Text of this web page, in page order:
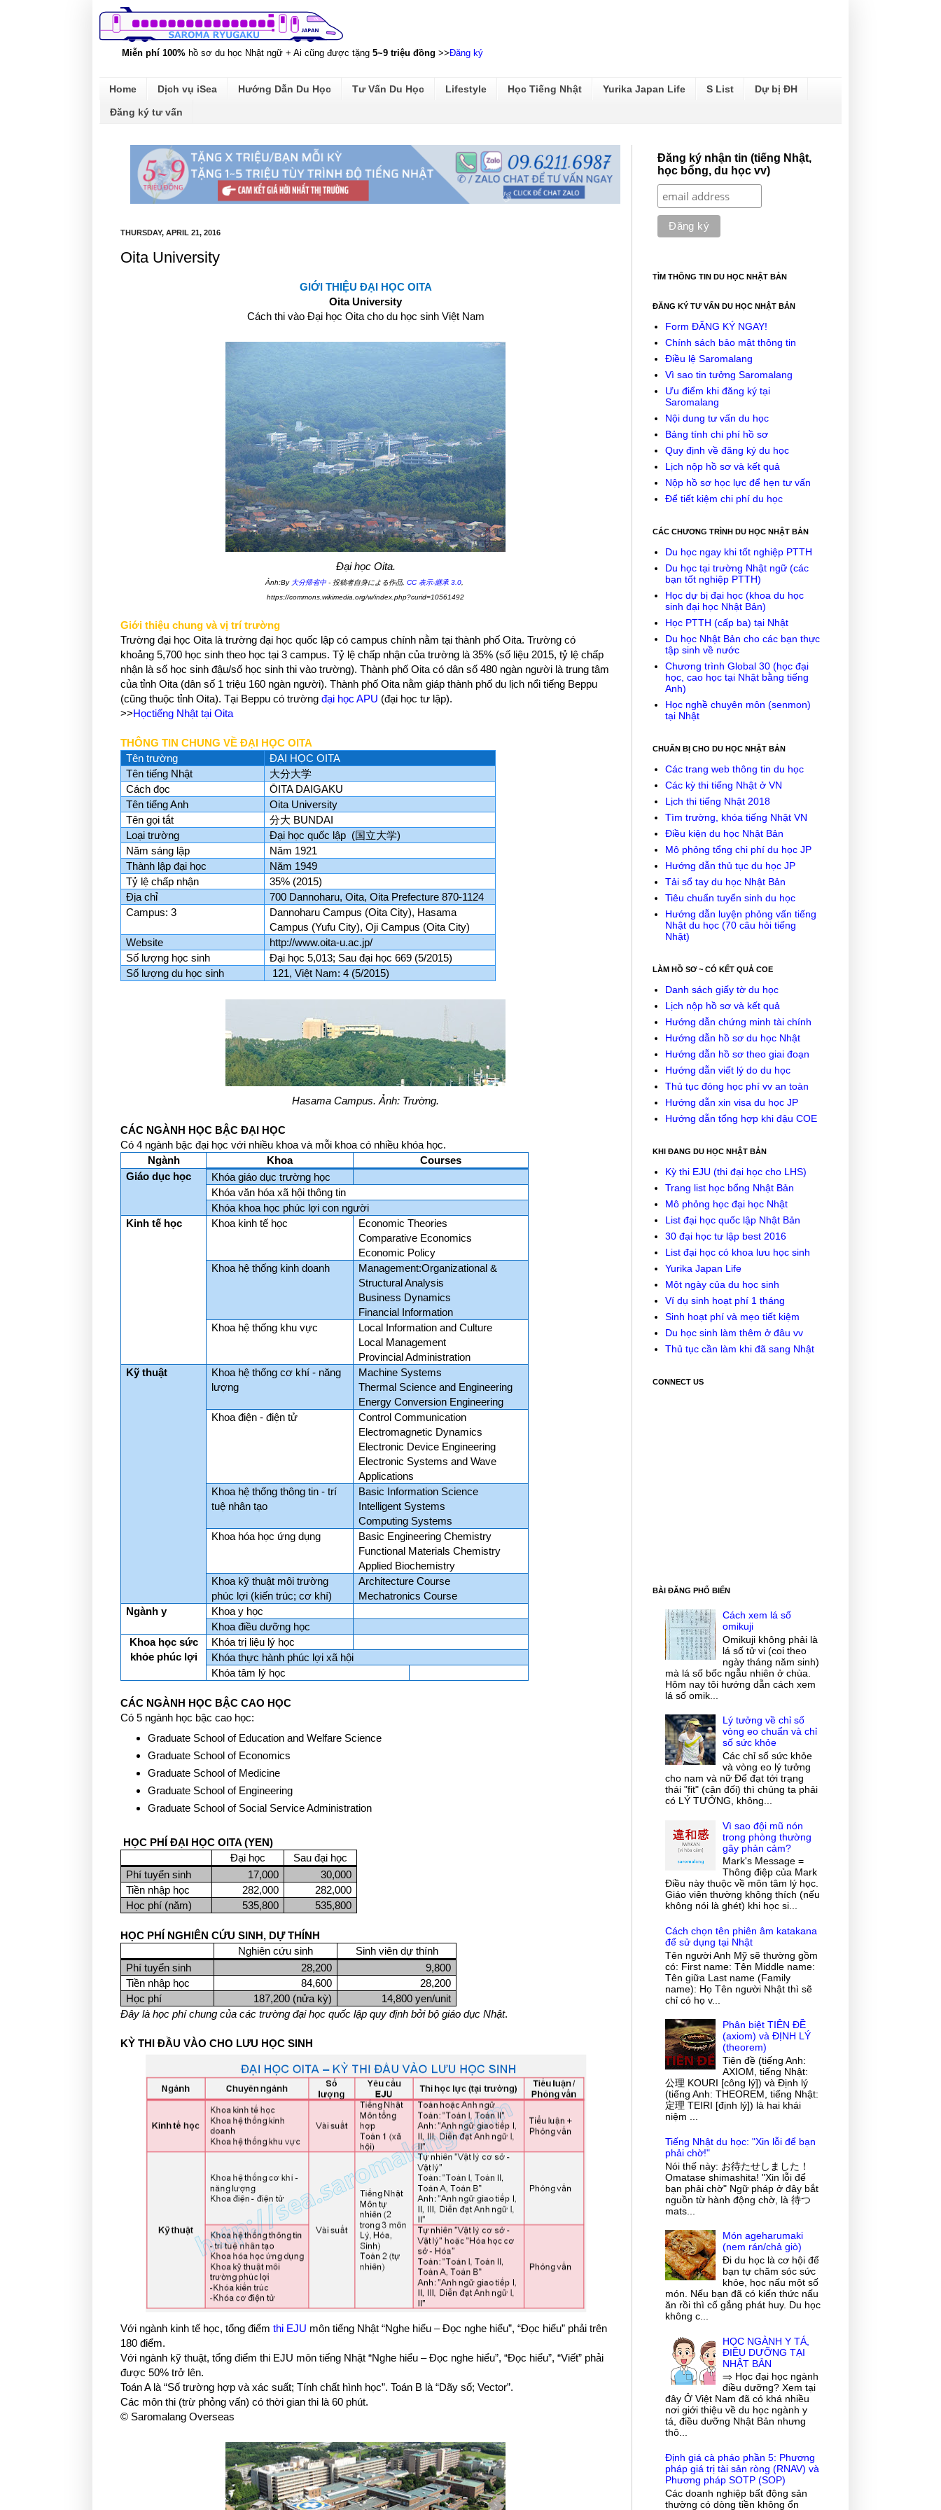
Miễn phí 100% hồ sơ du học Nhật ngữ + Ai cũng được tặng 5~9 triệu đồng >>Đăng ký
Home Dịch vụ iSea Hướng Dẫn Du Học Tư Vấn Du Học Lifestyle Học Tiếng Nhật Yurika Japan Life S List Dự bị ĐH
Đăng ký tư vấn
THURSDAY, APRIL 21, 2016
Oita University
GIỚI THIỆU ĐẠI HỌC OITA
Oita University
Cách thi vào Đại học Oita cho du học sinh Việt Nam
Đại học Oita.
Ảnh:By 大分帰省中 - 投稿者自身による作品, CC 表示-継承 3.0,
https://commons.wikimedia.org/w/index.php?curid=10561492
Giới thiệu chung và vị trí trường
Trường đại học Oita là trường đại học quốc lập có campus chính nằm tại thành phố Oita. Trường có
khoảng 5,700 học sinh theo học tại 3 campus. Tỷ lệ chấp nhận của trường là 35% (số liệu 2015, tỷ lệ chấp
nhận là số học sinh đậu/số học sinh thi vào trường). Thành phố Oita có dân số 480 ngàn người là trung tâm
của tỉnh Oita (dân số 1 triệu 160 ngàn người). Thành phố Oita nằm giáp thành phố du lịch nổi tiếng Beppu
(cũng thuộc tỉnh Oita). Tại Beppu có trường đại học APU (đại học tư lập).
>>Họctiếng Nhật tại Oita
THÔNG TIN CHUNG VỀ ĐẠI HỌC OITA
Tên trường
ĐẠI HỌC OITA
Tên tiếng Nhật
大分大学
Cách đọc
ŌITA DAIGAKU
Tên tiếng Anh
Oita University
Tên gọi tắt
分大 BUNDAI
Loại trường
Đại học quốc lập (国立大学)
Năm sáng lập
Năm 1921
Thành lập đại học
Năm 1949
Tỷ lệ chấp nhận
35% (2015)
Địa chỉ
700 Dannoharu, Oita, Oita Prefecture 870-1124
Campus: 3
Dannoharu Campus (Oita City), Hasama
Campus (Yufu City), Oji Campus (Oita City)
Website
http://www.oita-u.ac.jp/
Số lượng học sinh
Đại học 5,013; Sau đại học 669 (5/2015)
Số lượng du học sinh
121, Việt Nam: 4 (5/2015)
Hasama Campus. Ảnh: Trường.
CÁC NGÀNH HỌC BẬC ĐẠI HỌC
Có 4 ngành bậc đại học với nhiều khoa và mỗi khoa có nhiều khóa học.
Ngành
Khoa
Courses
Giáo dục học
Khóa giáo dục trường học
Khóa văn hóa xã hội thông tin
Khóa khoa học phúc lợi con người
Kinh tế học
Khoa kinh tế học
Economic Theories
Comparative Economics
Economic Policy
Khoa hệ thống kinh doanh
Management:Organizational &
Structural Analysis
Business Dynamics
Financial Information
Khoa hệ thống khu vực
Local Information and Culture
Local Management
Provincial Administration
Kỹ thuật
Khoa hệ thống cơ khí - năng
lượng
Machine Systems
Thermal Science and Engineering
Energy Conversion Engineering
Khoa điện - điện tử
Control Communication
Electromagnetic Dynamics
Electronic Device Engineering
Electronic Systems and Wave
Applications
Khoa hệ thống thông tin - trí
tuệ nhân tạo
Basic Information Science
Intelligent Systems
Computing Systems
Khoa hóa học ứng dụng
Basic Engineering Chemistry
Functional Materials Chemistry
Applied Biochemistry
Khoa kỹ thuật môi trường
phúc lợi (kiến trúc; cơ khí)
Architecture Course
Mechatronics Course
Ngành y
Khoa y học
Khoa điều dưỡng học
Khoa học sức
khỏe phúc lợi
Khóa trị liệu lý học
Khóa thực hành phúc lợi xã hội
Khóa tâm lý học
CÁC NGÀNH HỌC BẬC CAO HỌC
Có 5 ngành học bậc cao học:
Graduate School of Education and Welfare Science
Graduate School of Economics
Graduate School of Medicine
Graduate School of Engineering
Graduate School of Social Service Administration
HỌC PHÍ ĐẠI HỌC OITA (YEN)
Đại học
Sau đại học
Phí tuyển sinh
17,000
30,000
Tiền nhập học 282,000
282,000
Học phí (năm)
535,800 535,800
HỌC PHÍ NGHIÊN CỨU SINH, DỰ THÍNH
Nghiên cứu sinh
Sinh viên dự thính
Phí tuyển sinh
28,200
9,800
Tiền nhập học
84,600
28,200
Học phí
187,200 (nửa kỳ)
14,800 yen/unit
Đây là học phí chung của các trường đại học quốc lập quy định bởi bộ giáo dục Nhật.
KỲ THI ĐẦU VÀO CHO LƯU HỌC SINH
Với ngành kinh tế học, tổng điểm thi EJU môn tiếng Nhật “Nghe hiểu – Đọc nghe hiểu”, “Đọc hiểu” phải trên
180 điểm.
Với ngành kỹ thuật, tổng điểm thi EJU môn tiếng Nhật “Nghe hiểu – Đọc nghe hiểu”, “Đọc hiểu”, “Viết” phải
được 50% trở lên.
Toán A là “Số trường hợp và xác suất; Tính chất hình học”. Toán B là “Dãy số; Vector”.
Các môn thi (trừ phỏng vấn) có thời gian thi là 60 phút.
© Saromalang Overseas
Đăng ký nhận tin (tiếng Nhật,
học bổng, du học vv)
TÌM THÔNG TIN DU HỌC NHẬT BẢN
ĐĂNG KÝ TƯ VẤN DU HỌC NHẬT BẢN
Form ĐĂNG KÝ NGAY!
Chính sách bảo mật thông tin
Điều lệ Saromalang
Vì sao tin tưởng Saromalang
Ưu điểm khi đăng ký tại
Saromalang
Nội dung tư vấn du học
Bảng tính chi phí hồ sơ
Quy định về đăng ký du học
Lịch nộp hồ sơ và kết quả
Nộp hồ sơ học lực để hẹn tư vấn
Để tiết kiệm chi phí du học
CÁC CHƯƠNG TRÌNH DU HỌC NHẬT BẢN
Du học ngay khi tốt nghiệp PTTH
Du học tại trường Nhật ngữ (các
bạn tốt nghiệp PTTH)
Học dự bị đại học (khoa du học
sinh đại học Nhật Bản)
Học PTTH (cấp ba) tại Nhật
Du học Nhật Bản cho các bạn thực
tập sinh về nước
Chương trình Global 30 (học đại
học, cao học tại Nhật bằng tiếng
Anh)
Học nghề chuyên môn (senmon)
tại Nhật
CHUẨN BỊ CHO DU HỌC NHẬT BẢN
Các trang web thông tin du học
Các kỳ thi tiếng Nhật ở VN
Lịch thi tiếng Nhật 2018
Tìm trường, khóa tiếng Nhật VN
Điều kiện du học Nhật Bản
Mô phỏng tổng chi phí du học JP
Hướng dẫn thủ tục du học JP
Tải sổ tay du học Nhật Bản
Tiêu chuẩn tuyển sinh du học
Hướng dẫn luyện phỏng vấn tiếng
Nhật du học (70 câu hỏi tiếng
Nhật)
LÀM HỒ SƠ ~ CÓ KẾT QUẢ COE
Danh sách giấy tờ du học
Lịch nộp hồ sơ và kết quả
Hướng dẫn chứng minh tài chính
Hướng dẫn hồ sơ du học Nhật
Hướng dẫn hồ sơ theo giai đoạn
Hướng dẫn viết lý do du học
Thủ tục đóng học phí vv an toàn
Hướng dẫn xin visa du học JP
Hướng dẫn tổng hợp khi đậu COE
KHI ĐANG DU HỌC NHẬT BẢN
Kỳ thi EJU (thi đại học cho LHS)
Trang list học bổng Nhật Bản
Mô phỏng học đại học Nhật
List đại học quốc lập Nhật Bản
30 đại học tư lập best 2016
List đại học có khoa lưu học sinh
Yurika Japan Life
Một ngày của du học sinh
Ví dụ sinh hoạt phí 1 tháng
Sinh hoạt phí và mẹo tiết kiệm
Du học sinh làm thêm ở đâu vv
Thủ tục cần làm khi đã sang Nhật
CONNECT US
BÀI ĐĂNG PHỔ BIẾN
Cách xem lá số
omikuji
Omikuji không phải là
lá số tử vi (coi theo
ngày tháng năm sinh)
mà lá số bốc ngẫu nhiên ở chùa.
Hôm nay tôi hướng dẫn cách xem
lá số omik...
Lý tưởng về chỉ số
vòng eo chuẩn và chỉ
số sức khỏe
Các chỉ số sức khỏe
và vòng eo lý tưởng
cho nam và nữ Để đạt tới trạng
thái "fit" (cân đối) thì chúng ta phải
có LÝ TƯỞNG, không...
Vì sao đội mũ nón
trong phòng thường
gây phản cảm?
Mark's Message =
Thông điệp của Mark
Điều này thuộc về môn tâm lý học.
Giáo viên thường không thích (nếu
không nói là ghét) khi học si...
Cách chọn tên phiên âm katakana
để sử dụng tại Nhật
Tên người Anh Mỹ sẽ thường gồm
có: First name: Tên Middle name:
Tên giữa Last name (Family
name): Họ Tên người Nhật thì sẽ
chỉ có họ v...
Phân biệt TIÊN ĐỀ
(axiom) và ĐỊNH LÝ
(theorem)
Tiên đề (tiếng Anh:
AXIOM, tiếng Nhật:
公理 KOURI [công lý]) và Định lý
(tiếng Anh: THEOREM, tiếng Nhật:
定理 TEIRI [định lý]) là hai khái
niệm ...
Tiếng Nhật du học: "Xin lỗi để bạn
phải chờ!"
Nói thế này: お待たせしました！
Omatase shimashita! "Xin lỗi để
bạn phải chờ" Ngữ pháp ở đây bắt
nguồn từ hành động chờ, là 待つ
mats...
Món ageharumaki
(nem rán/chả giò)
Đi du học là cơ hội để
bạn tự chăm sóc sức
khỏe, học nấu một số
món. Nếu bạn đã có kiến thức nấu
ăn rồi thì cố gắng phát huy. Du học
không c...
HỌC NGÀNH Y TÁ,
ĐIỀU DƯỠNG TẠI
NHẬT BẢN
⇒ Học đại học ngành
điều dưỡng? Xem tại
đây Ở Việt Nam đã có khá nhiều
nơi giới thiệu về du học ngành y
tá, điều dưỡng Nhật Bản nhưng
thô...
Định giá cà pháo phần 5: Phương
pháp giá trị tài sản ròng (RNAV) và
Phương pháp SOTP (SOP)
Các doanh nghiệp bất động sản
thường có dòng tiền không ổn